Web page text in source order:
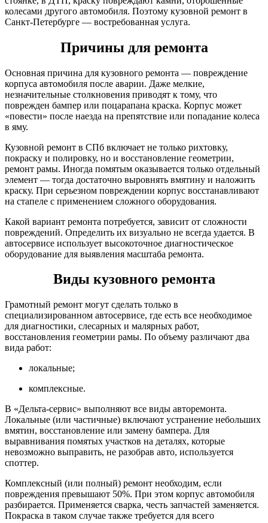
колесами другого автомобиля. Поэтому кузовной ремонт в
Санкт-Петербурге — востребованная услуга.
Причины для ремонта
Основная причина для кузовного ремонта — повреждение
корпуса автомобиля после аварии. Даже мелкие,
незначительные столкновения приводят к тому, что
поврежден бампер или поцарапана краска. Корпус может
«повести» после наезда на препятствие или попадание колеса
в яму.
Кузовной ремонт в СПб включает не только рихтовку,
покраску и полировку, но и восстановление геометрии,
ремонт рамы. Иногда помятым оказывается только отдельный
элемент — тогда достаточно выровнять вмятину и наложить
краску. При серьезном повреждении корпус восстанавливают
на стапеле с применением сложного оборудования.
Какой вариант ремонта потребуется, зависит от сложности
повреждений. Определить их визуально не всегда удается. В
автосервисе использует высокоточное диагностическое
оборудование для выявления масштаба ремонта.
Виды кузовного ремонта
Грамотный ремонт могут сделать только в
специализированном автосервисе, где есть все необходимое
для диагностики, слесарных и малярных работ,
восстановления геометрии рамы. По объему различают два
вида работ:
локальные;
комплексные.
В «Дельта-сервис» выполняют все виды авторемонта.
Локальные (или частичные) включают устранение небольших
вмятин, восстановление или замену бампера. Для
выравнивания помятых участков на деталях, которые
невозможно выправить, не разобрав авто, используется
споттер.
Комплексный (или полный) ремонт необходим, если
повреждения превышают 50%. При этом корпус автомобиля
разбирается. Применяется сварка, честь запчастей заменяется.
Покраска в таком случае также требуется для всего